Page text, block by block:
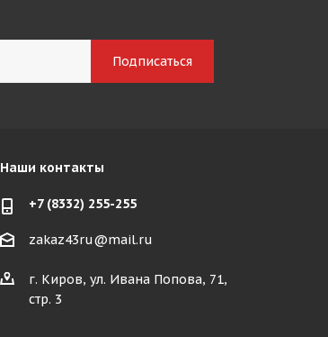
Наши контакты
+7 (8332) 255-255
zakaz43ru@mail.ru
г. Киров, ул. Ивана Попова, 71,
стр. 3